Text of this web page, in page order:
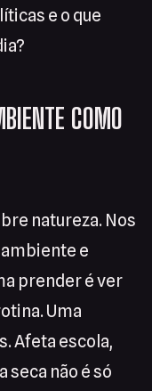
e o que
COMO
natureza. Nos
e
prender é ver
Uma
Afeta escola,
seca não é só